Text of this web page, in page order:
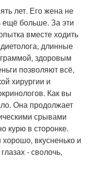
лет. Его жена не
ещё больше. За эти
вместе ходить
длинные
здоровым
позволяют всё,
хирургии и
Как вы
Она продолжает
срывами
курю в сторонке.
вкусненько и
- сволочь,